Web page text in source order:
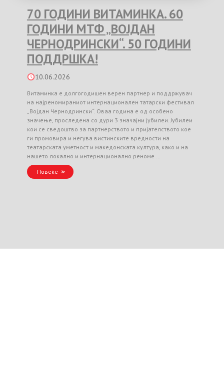
70 ГОДИНИ ВИТАМИНКА. 60
ГОДИНИ МТФ „ВОЈДАН
ЧЕРНОДРИНСКИ“. 50 ГОДИНИ
ПОДДРШКА!
10.06.2026
Витаминка е долгогодишен верен партнер и поддржувач
на најреномираниот интернационален татарски фестивал
„Војдан Чернодрински“. Оваа година е од особено
значење, проследена со дури 3 значајни јубилеи. Јубилеи
кои се сведоштво за партнерството и пријателството кое
ги промовира и негува вистинските вредности на
театарската уметност и македонската култура, како и на
нашето локално и интернационално реноме …
Повеќе